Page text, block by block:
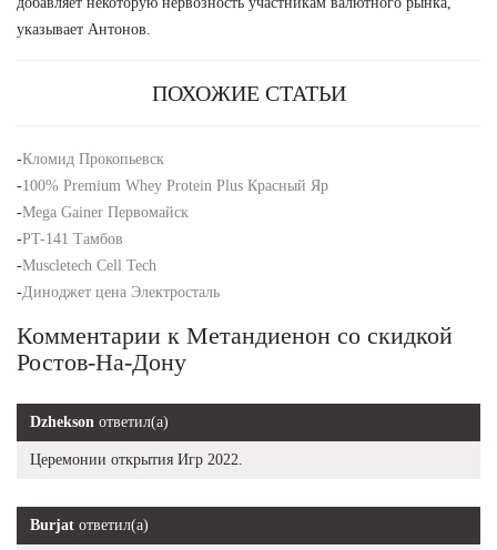
указывает Антонов.
ПОХОЖИЕ СТАТЬИ
-Кломид Прокопьевск
-100% Premium Whey Protein Plus Красный Яр
-Mega Gainer Первомайск
-PT-141 Тамбов
-Muscletech Cell Tech
-Диноджет цена Электросталь
Комментарии к Метандиенон со скидкой
Ростов-На-Дону
Dzhekson ответил(а)
Церемонии открытия Игр 2022.
Burjat ответил(а)